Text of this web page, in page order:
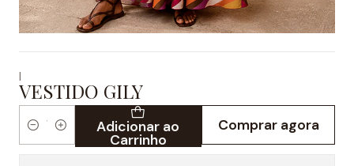
|
VESTIDO GILY
Quantidade Adicionar ao
Carrinho
Comprar agora